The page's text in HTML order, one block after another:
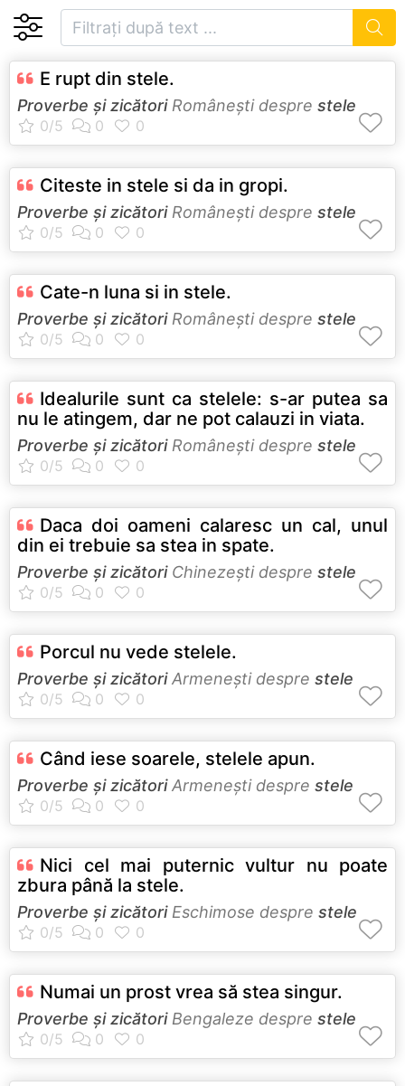
E rupt din stele.
Proverbe și zicătoriRomâneşti despre stele
Citeste in stele si da in gropi.
Proverbe și zicătoriRomâneşti despre stele
Cate-n luna si in stele.
Proverbe și zicătoriRomâneşti despre stele
Idealurile sunt ca stelele: s-ar putea sa
nu le atingem, dar ne pot calauzi in viata.
Proverbe și zicătoriRomâneşti despre stele
Daca doi oameni calaresc un cal, unul
din ei trebuie sa stea in spate.
Proverbe și zicătoriChinezeşti despre stele
Porcul nu vede stelele.
Proverbe și zicătoriArmeneşti despre stele
Când iese soarele, stelele apun.
Proverbe și zicătoriArmeneşti despre stele
Nici cel mai puternic vultur nu poate
zbura până la stele.
Proverbe și zicătoriEschimose despre stele
Numai un prost vrea să stea singur.
Proverbe și zicătoriBengaleze despre stele